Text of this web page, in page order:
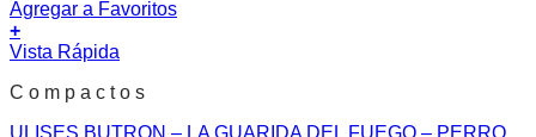
Agregar a Favoritos
+
Vista Rápida
C o m p a c t o s